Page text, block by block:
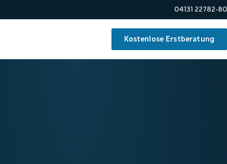
04131 22782-80
Kostenlose Erstberatung